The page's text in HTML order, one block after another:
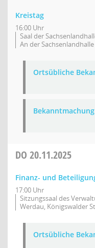
Kreistag
16:00 Uhr
Saal der
An der
Ortsübliche
DO 20.11.2025
Finanz- und
17:00 Uhr
Sitzungssaal des
Werdau, Königswalder
Ortsübliche